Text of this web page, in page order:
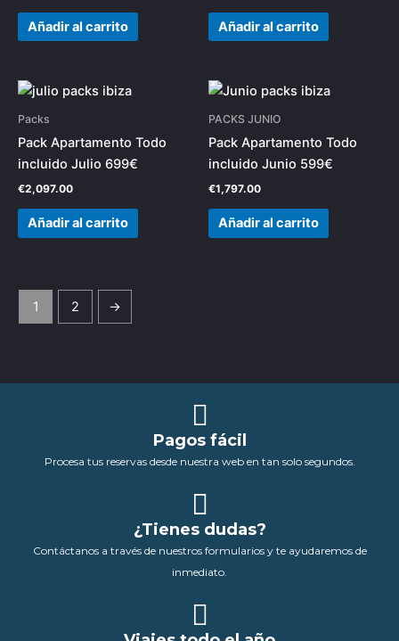
Añadir al carrito Añadir al carrito
Packs
Pack Apartamento Todo
incluido Julio 699€
€2,097.00
Añadir al carrito
PACKS JUNIO
Pack Apartamento Todo
incluido Junio 599€
€1,797.00
Añadir al carrito
1 2 →
Pagos fácil
Procesa tus reservas desde nuestra web en tan solo segundos.
¿Tienes dudas?
Contáctanos a través de nuestros formularios y te ayudaremos de
inmediato.